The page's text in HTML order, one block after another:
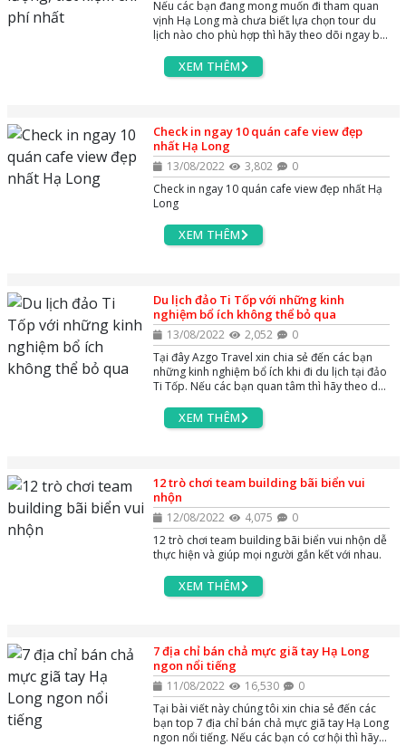
Nếu các bạn đang mong muốn đi tham quan
vịnh Hạ Long mà chưa biết lựa chọn tour du
lịch nào cho phù hợp thì hãy theo dõi ngay bài
XEM THÊM
Check in ngay 10 quán cafe view đẹp
nhất Hạ Long
13/08/2022 3,802
0
Check in ngay 10 quán cafe view đẹp nhất Hạ
Long
XEM THÊM
Du lịch đảo Ti Tốp với những kinh
nghiệm bổ ích không thể bỏ qua
13/08/2022 2,052
0
Tại đây Azgo Travel xin chia sẻ đến các bạn
những kinh nghiệm bổ ích khi đi du lịch tại đảo
Ti Tốp. Nếu các bạn quan tâm thì hãy theo dõi
XEM THÊM
12 trò chơi team building bãi biển vui
nhộn
12/08/2022 4,075
0
12 trò chơi team building bãi biển vui nhộn dễ
thực hiện và giúp mọi người gắn kết với nhau.
XEM THÊM
7 địa chỉ bán chả mực giã tay Hạ Long
ngon nổi tiếng
11/08/2022 16,530
0
Tại bài viết này chúng tôi xin chia sẻ đến các
bạn top 7 địa chỉ bán chả mực giã tay Hạ Long
ngon nổi tiếng. Nếu các bạn có cơ hội thì hãy